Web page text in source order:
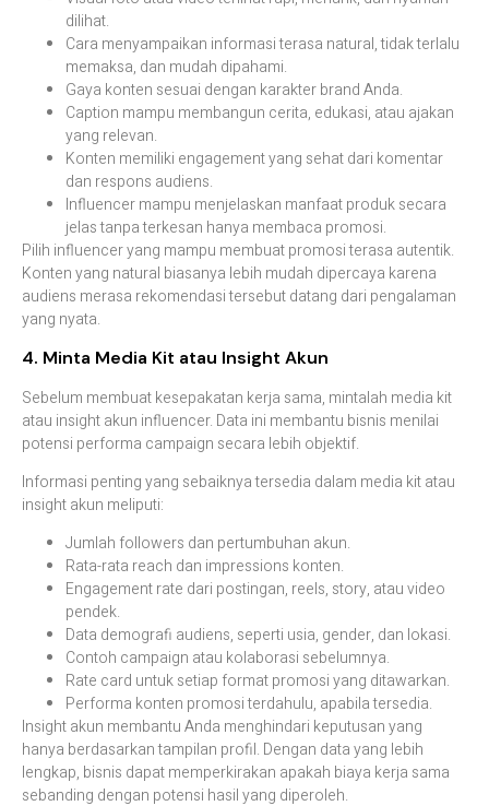
dilihat.
Cara menyampaikan informasi terasa natural, tidak terlalu
memaksa, dan mudah dipahami.
Gaya konten sesuai dengan karakter brand Anda.
Caption mampu membangun cerita, edukasi, atau ajakan
yang relevan.
Konten memiliki engagement yang sehat dari komentar
dan respons audiens.
Influencer mampu menjelaskan manfaat produk secara
jelas tanpa terkesan hanya membaca promosi.
Pilih influencer yang mampu membuat promosi terasa autentik.
Konten yang natural biasanya lebih mudah dipercaya karena
audiens merasa rekomendasi tersebut datang dari pengalaman
yang nyata.
4. Minta Media Kit atau Insight Akun
Sebelum membuat kesepakatan kerja sama, mintalah media kit
atau insight akun influencer. Data ini membantu bisnis menilai
potensi performa campaign secara lebih objektif.
Informasi penting yang sebaiknya tersedia dalam media kit atau
insight akun meliputi:
Jumlah followers dan pertumbuhan akun.
Rata-rata reach dan impressions konten.
Engagement rate dari postingan, reels, story, atau video
pendek.
Data demografi audiens, seperti usia, gender, dan lokasi.
Contoh campaign atau kolaborasi sebelumnya.
Rate card untuk setiap format promosi yang ditawarkan.
Performa konten promosi terdahulu, apabila tersedia.
Insight akun membantu Anda menghindari keputusan yang
hanya berdasarkan tampilan profil. Dengan data yang lebih
lengkap, bisnis dapat memperkirakan apakah biaya kerja sama
sebanding dengan potensi hasil yang diperoleh.